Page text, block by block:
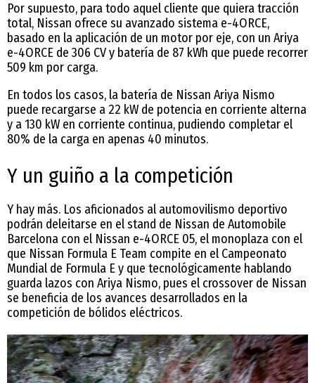
Por supuesto, para todo aquel cliente que quiera tracción
total, Nissan ofrece su avanzado sistema e-4ORCE,
basado en la aplicación de un motor por eje, con un Ariya
e-4ORCE de 306 CV y batería de 87 kWh que puede recorrer
509 km por carga.
En todos los casos, la batería de Nissan Ariya Nismo
puede recargarse a 22 kW de potencia en corriente alterna
y a 130 kW en corriente continua, pudiendo completar el
80% de la carga en apenas 40 minutos.
Y un guiño a la competición
Y hay más. Los aficionados al automovilismo deportivo
podrán deleitarse en el stand de Nissan de Automobile
Barcelona con el Nissan e-4ORCE 05, el monoplaza con el
que Nissan Formula E Team compite en el Campeonato
Mundial de Formula E y que tecnológicamente hablando
guarda lazos con Ariya Nismo, pues el crossover de Nissan
se beneficia de los avances desarrollados en la
competición de bólidos eléctricos.